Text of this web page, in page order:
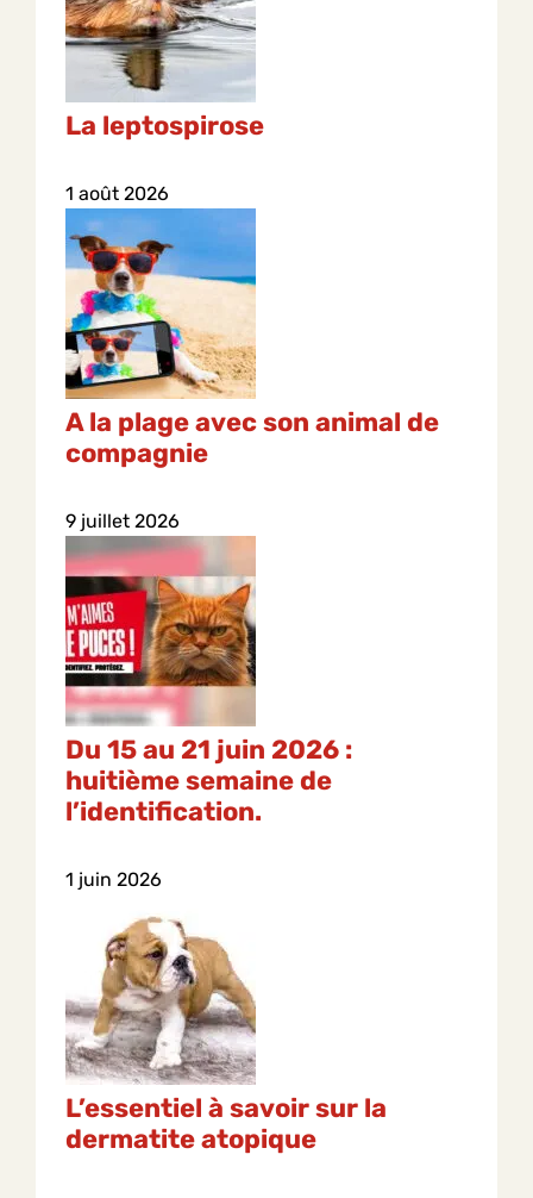
La leptospirose
1 août 2026
A la plage avec son animal de
compagnie
9 juillet 2026
Du 15 au 21 juin 2026 :
huitième semaine de
l’identification.
1 juin 2026
L’essentiel à savoir sur la
dermatite atopique